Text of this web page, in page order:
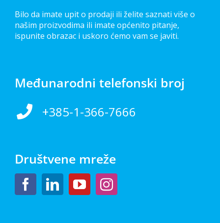
Bilo da imate upit o prodaji ili želite saznati više o
našim proizvodima ili imate općenito pitanje,
ispunite obrazac i uskoro ćemo vam se javiti.
Međunarodni telefonski broj
+385-1-366-7666
Društvene mreže